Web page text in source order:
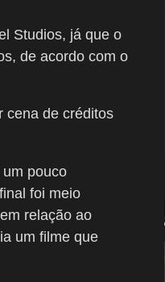
Studios, já que o
de acordo com o
cena de créditos
pouco
foi meio
relação ao
um filme que